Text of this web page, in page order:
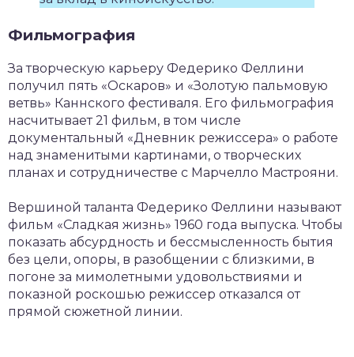
Фильмография
За творческую карьеру Федерико Феллини
получил пять «Оскаров» и «Золотую пальмовую
ветвь» Каннского фестиваля. Его фильмография
насчитывает 21 фильм, в том числе
документальный «Дневник режиссера» о работе
над знаменитыми картинами, о творческих
планах и сотрудничестве с Марчелло Мастрояни.
Вершиной таланта Федерико Феллини называют
фильм «Сладкая жизнь» 1960 года выпуска. Чтобы
показать абсурдность и бессмысленность бытия
без цели, опоры, в разобщении с близкими, в
погоне за мимолетными удовольствиями и
показной роскошью режиссер отказался от
прямой сюжетной линии.